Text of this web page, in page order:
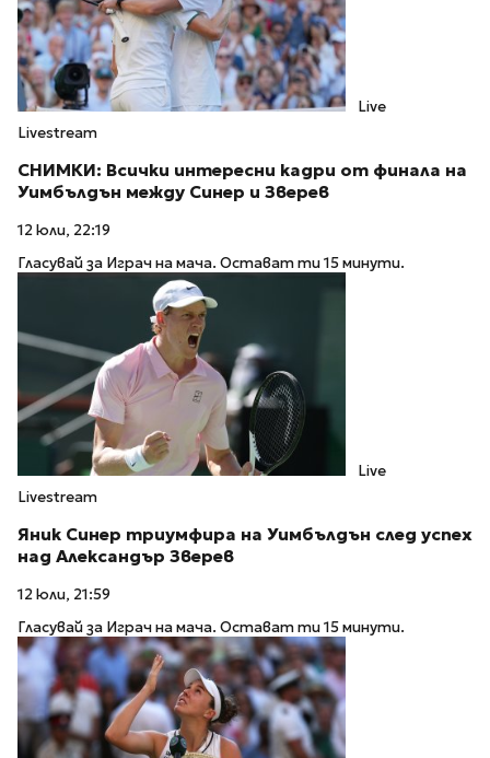
Live
Livestream
СНИМКИ: Всички интересни кадри от финала на
Уимбълдън между Синер и Зверев
12 юли, 22:19
Гласувай за Играч на мача. Остават ти 15 минути.
Live
Livestream
Яник Синер триумфира на Уимбълдън след успех
над Александър Зверев
12 юли, 21:59
Гласувай за Играч на мача. Остават ти 15 минути.